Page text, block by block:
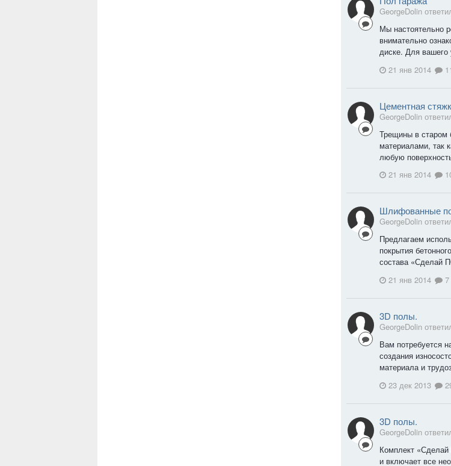
GeorgeDolin
Мы настоятельно
внимательно
диске. Для вашего
21 янв 2014
Цементная
GeorgeDolin
Трещины в старом
материалами, так
любую
21 янв 2014
Шлифованные
GeorgeDolin
Предлагаем
покрытия
состава «Сделай
21 янв 2014
7
3D полы.
GeorgeDolin
Вам потребуется
создания
материала и
23 дек 2013
3D полы.
GeorgeDolin
Комплект
и включает все